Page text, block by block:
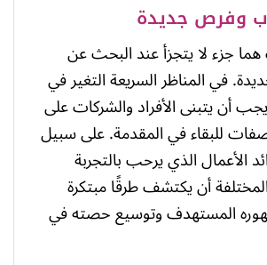
وفرص جديدة
هما جزء لا يتجزأ عند البحث عن
في المناظر السريعة التغير في
أن يتبنى الأفراد والشركات على
للبقاء في المقدمة. على سبيل
الأعمال الذي يرحب بالتجربة
أن يكتشف طرقًا مبتكرة
المستهدف وتوسيع حصته في